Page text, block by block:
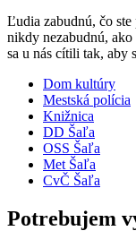
Ľudia zabudnú, čo
nikdy nezabudnú,
sa u nás cítili tak, aby
Dom kultúry
Mestská polícia
Knižnica
DD Šaľa
OSS Šaľa
Met Šaľa
CvČ Šaľa
Potrebujem